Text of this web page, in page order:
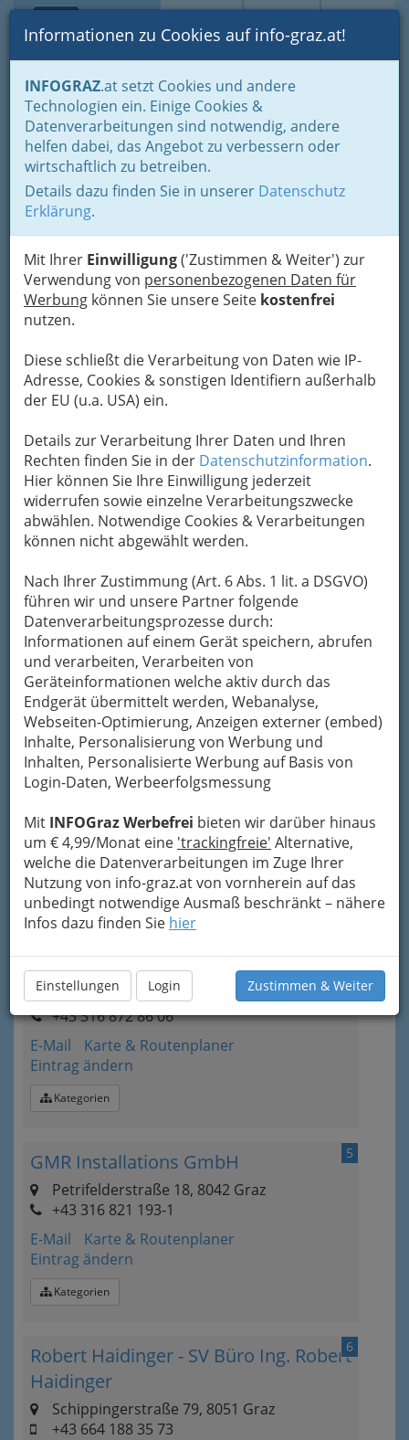
Suche Login Toggle
Informationen zu Cookies auf info-graz.at!
INFOGRAZ.at setzt Cookies und andere
Technologien ein. Einige Cookies &
Datenverarbeitungen sind notwendig, andere
helfen dabei, das Angebot zu verbessern oder
wirtschaftlich zu betreiben.
Details dazu finden Sie in unserer Datenschutz
Erklärung.
Mit Ihrer Einwilligung('Zustimmen & Weiter') zur
Verwendung von personenbezogenen Daten für
Werbung können Sie unsere Seite kostenfrei
nutzen.
Diese schließt die Verarbeitung von Daten wie IP-
Adresse, Cookies & sonstigen Identifiern außerhalb
der EU (u.a. USA) ein.
Details zur Verarbeitung Ihrer Daten und Ihren
Rechten finden Sie in der Datenschutzinformation.
Hier können Sie Ihre Einwilligung jederzeit
widerrufen sowie einzelne Verarbeitungszwecke
abwählen. Notwendige Cookies & Verarbeitungen
können nicht abgewählt werden.
Nach Ihrer Zustimmung (Art. 6 Abs. 1 lit. a DSGVO)
führen wir und unsere Partner folgende
Datenverarbeitungsprozesse durch:
Informationen auf einem Gerät speichern, abrufen
und verarbeiten, Verarbeiten von
Geräteinformationen welche aktiv durch das
Endgerät übermittelt werden, Webanalyse,
Webseiten-Optimierung, Anzeigen externer (embed)
Inhalte, Personalisierung von Werbung und
Inhalten, Personalisierte Werbung auf Basis von
Login-Daten, Werbeerfolgsmessung
Mit INFOGraz Werbefrei bieten wir darüber hinaus
um € 4,99/Monat eine 'trackingfreie' Alternative,
welche die Datenverarbeitungen im Zuge Ihrer
Nutzung von info-graz.at von vornherein auf das
unbedingt notwendige Ausmaß beschränkt – nähere
Infos dazu finden Sie hier
Einstellungen Login Zustimmen & Weiter
Home Branchen
Gewerbe, Handwerk, Banken
Gewerbe & Handwerk, Gliederung der WKO
Landesinnung der Elektro-, Gebäude-, Alarm- und
Kommunikationstechniker
Elektrotechnik
Elektrotechnik
Bezirksauswahl
Alle Bezirke
Schmiedlstraße 8, 8042 Graz
+43 664 279 74 68
Eintrag ändern
Kategorien
2
Fractional View GmbH
+43 316 269 722
E-Mail
Karte & Routenplaner
Eintrag ändern
Kategorien
3
G4S Security Systems GmbH
Lazarettgürtel 55 / Top 2, 8020 Graz
+43 316 7088 - 0
E-Mail
Karte & Routenplaner
Eintrag ändern
Kategorien
Graz GmbH
Körblergasse 77, 8010 Graz
+43 316 872 86 06
E-Mail
Karte & Routenplaner
Eintrag ändern
Kategorien
5
GMR Installations GmbH
Petrifelderstraße 18, 8042 Graz
+43 316 821 193-1
E-Mail
Karte & Routenplaner
Eintrag ändern
Kategorien
6
Robert Haidinger - SV Büro Ing. Robert
Haidinger
Schippingerstraße 79, 8051 Graz
+43 664 188 35 73